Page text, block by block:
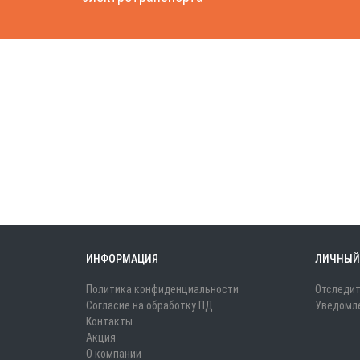
ИНФОРМАЦИЯ
Политика конфиденциальности
Согласие на обработку ПД
Контакты
Акция
О компании
ЛИЧНЫЙ